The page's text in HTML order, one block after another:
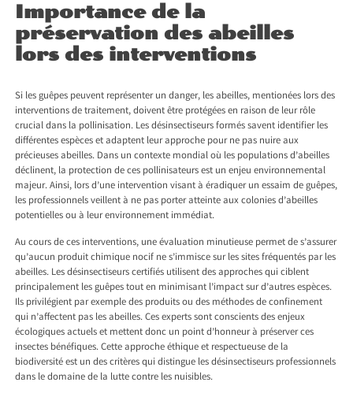
Importance de la
préservation des abeilles
lors des interventions
Si les guêpes peuvent représenter un danger, les abeilles, mentionées lors des
interventions de traitement, doivent être protégées en raison de leur rôle
crucial dans la pollinisation. Les désinsectiseurs formés savent identifier les
différentes espèces et adaptent leur approche pour ne pas nuire aux
précieuses abeilles. Dans un contexte mondial où les populations d’abeilles
déclinent, la protection de ces pollinisateurs est un enjeu environnemental
majeur. Ainsi, lors d’une intervention visant à éradiquer un essaim de guêpes,
les professionnels veillent à ne pas porter atteinte aux colonies d’abeilles
potentielles ou à leur environnement immédiat.
Au cours de ces interventions, une évaluation minutieuse permet de s’assurer
qu’aucun produit chimique nocif ne s’immisce sur les sites fréquentés par les
abeilles. Les désinsectiseurs certifiés utilisent des approches qui ciblent
principalement les guêpes tout en minimisant l’impact sur d’autres espèces.
Ils privilégient par exemple des produits ou des méthodes de confinement
qui n’affectent pas les abeilles. Ces experts sont conscients des enjeux
écologiques actuels et mettent donc un point d’honneur à préserver ces
insectes bénéfiques. Cette approche éthique et respectueuse de la
biodiversité est un des critères qui distingue les désinsectiseurs professionnels
dans le domaine de la lutte contre les nuisibles.